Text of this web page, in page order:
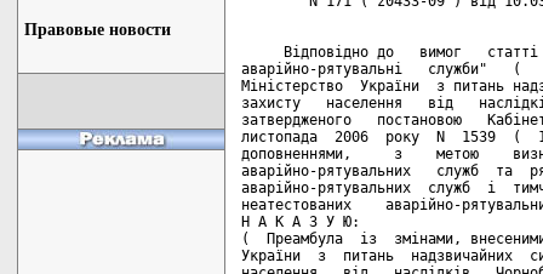
Правовые новости